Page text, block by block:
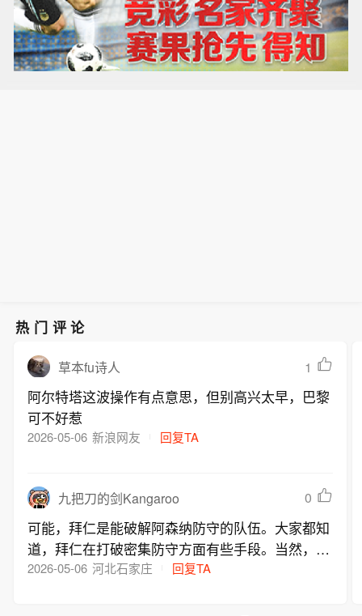
热门评论
草本fu诗人 1
阿尔特塔这波操作有点意思，但别高兴太早，巴黎
可不好惹
2026-05-06 新浪网友 回复TA
九把刀的剑Kangaroo 0
可能，拜仁是能破解阿森纳防守的队伍。大家都知
道，拜仁在打破密集防守方面有些手段。当然，阿
森纳也许还能顶得住
2026-05-06 河北石家庄 回复TA